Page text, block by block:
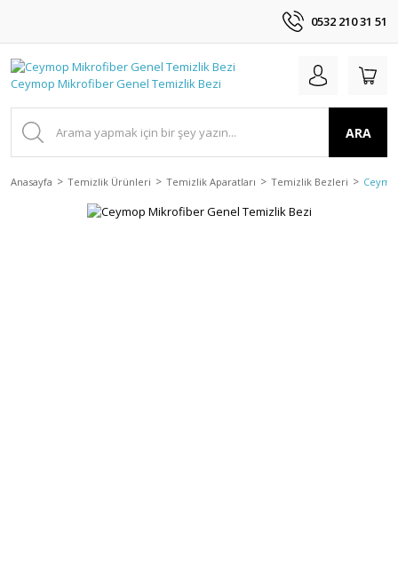
0532 210 31 51
ARA
Anasayfa Temizlik Ürünleri Temizlik Aparatları Temizlik Bezleri